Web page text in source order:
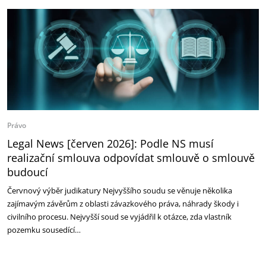
Právo
Legal News [červen 2026]: Podle NS musí
realizační smlouva odpovídat smlouvě o smlouvě
budoucí
Červnový výběr judikatury Nejvyššího soudu se věnuje několika
zajímavým závěrům z oblasti závazkového práva, náhrady škody i
civilního procesu. Nejvyšší soud se vyjádřil k otázce, zda vlastník
pozemku sousedící…